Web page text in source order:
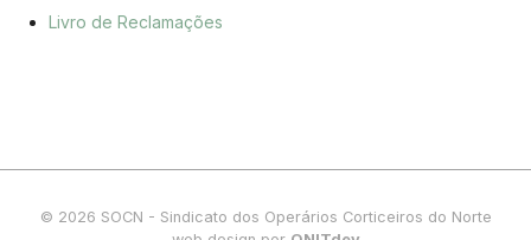
Livro de Reclamações
© 2026 SOCN - Sindicato dos Operários Corticeiros do Norte